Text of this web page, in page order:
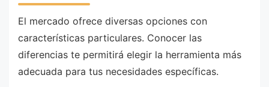
El mercado ofrece diversas opciones con
características particulares. Conocer las
diferencias te permitirá elegir la herramienta más
adecuada para tus necesidades específicas.